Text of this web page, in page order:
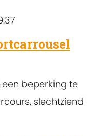
beperking te
slechtziend